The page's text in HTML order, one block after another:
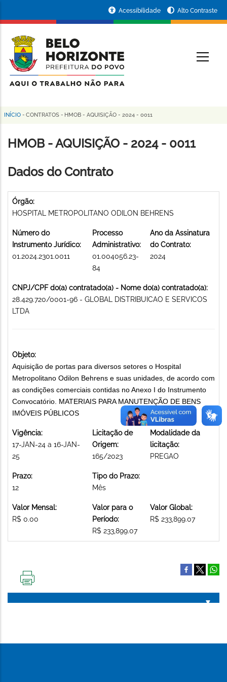
conteúdo
principal
da
Prefeitura
de
Horizonte
Acessibilidade Alto Contraste
Trilha
de
INÍCIO - CONTRATOS - HMOB - AQUISIÇÃO - 2024 - 0011
HMOB - AQUISIÇÃO - 2024 - 0011
Dados do Contrato
Órgão:
HOSPITAL METROPOLITANO ODILON BEHRENS
Número do
Instrumento Jurídico:
01.2024.2301.0011
Processo
Administrativo:
01.004056.23-
84
Ano da Assinatura
do Contrato:
2024
CNPJ/CPF do(a) contratado(a) - Nome do(a) contratado(a):
28.429.720/0001-96 - GLOBAL DISTRIBUICAO E SERVICOS
LTDA
Objeto:
Aquisição de portas para diversos setores o Hospital
Metropolitano Odilon Behrens e suas unidades, de acordo com
as condições comerciais contidas no Anexo I do Instrumento
Convocatório. MATERIAIS PARA MANUTENÇÃO DE BENS
IMÓVEIS PÚBLICOS
Vigência:
17-JAN-24 a 16-JAN-
25
Licitação de
Origem:
165/2023
Modalidade da
licitação:
PREGAO
Prazo:
12
Tipo do Prazo:
Mês
Valor Mensal:
R$ 0.00
Valor para o
Período:
R$ 233,899.07
Valor Global:
R$ 233,899.07
PÁGINA